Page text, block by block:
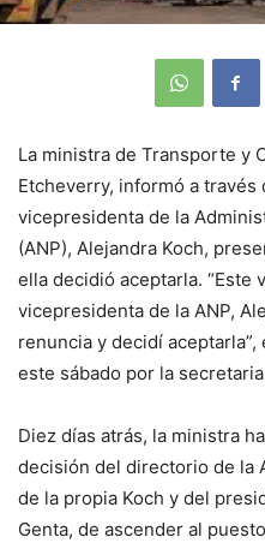
La ministra de Transporte y
Etcheverry, informó a
vicepresidenta de la
(ANP), Alejandra Koch,
ella decidió aceptarla. “Este
vicepresidenta de la ANP,
renuncia y decidí
este sábado por la
Diez días atrás, la ministra
decisión del directorio de la
de la propia Koch y del
Genta, de ascender al